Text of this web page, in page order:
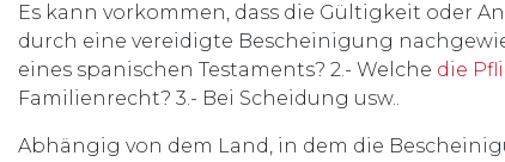
Es kann vorkommen, dass die Gültigkeit oder
durch eine vereidigte Bescheinigung
eines spanischen Testaments? 2.- Welche die
Familienrecht? 3.- Bei Scheidung usw..
Abhängig von dem Land, in dem die